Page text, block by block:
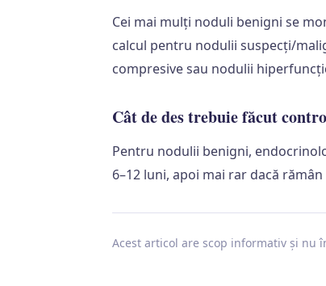
Cei mai mulți noduli benigni se
calcul pentru nodulii suspecți/
compresive sau nodulii
Cât de des trebuie făcut
Pentru nodulii benigni,
6–12 luni, apoi mai rar dacă
Acest articol are scop informativ și nu